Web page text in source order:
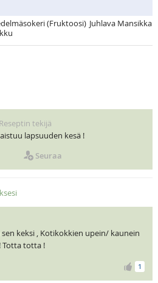
(Fruktoosi) Juhlava
Reseptin tekijä
lapsuuden kesä !
Seuraa
sen keksi , Kotikokkien upein/ kaunein
Totta totta !
1